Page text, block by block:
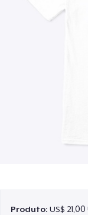
Produto:US$